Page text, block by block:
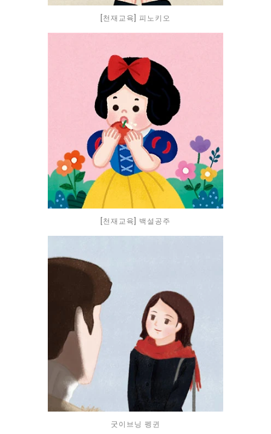
[천재교육] 피노키오
[천재교육] 백설공주
굿이브닝 펭귄